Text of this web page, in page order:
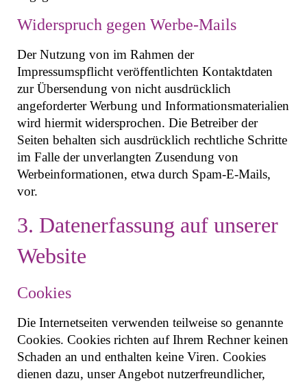
Widerspruch gegen Werbe-Mails
Der Nutzung von im Rahmen der
Impressumspflicht veröffentlichten Kontaktdaten
zur Übersendung von nicht ausdrücklich
angeforderter Werbung und Informationsmaterialien
wird hiermit widersprochen. Die Betreiber der
Seiten behalten sich ausdrücklich rechtliche Schritte
im Falle der unverlangten Zusendung von
Werbeinformationen, etwa durch Spam-E-Mails,
vor.
3. Datenerfassung auf unserer
Website
Cookies
Die Internetseiten verwenden teilweise so genannte
Cookies. Cookies richten auf Ihrem Rechner keinen
Schaden an und enthalten keine Viren. Cookies
dienen dazu, unser Angebot nutzerfreundlicher,